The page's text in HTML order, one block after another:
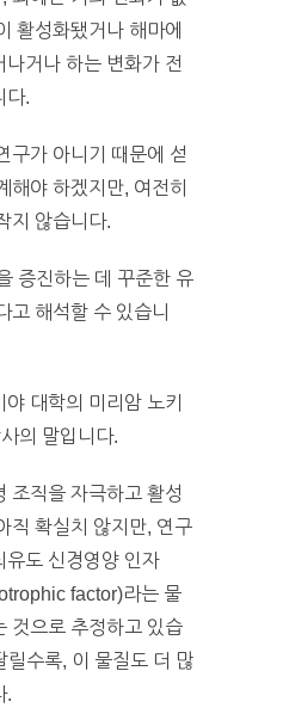
활성화됐거나 해마에
거나 하는 변화가 전
다.
구가 아니기 때문에 섣
해야 하겠지만, 여전히
지 않습니다.
증진하는 데 꾸준한 유
고 해석할 수 있습니
대학의 미리암 노키
의 말입니다.
조직을 자극하고 활성
직 확실치 않지만, 연구
유도 신경영양 인자
factor)라는 물
것으로 추정하고 있습
릴수록, 이 물질도 더 많
.